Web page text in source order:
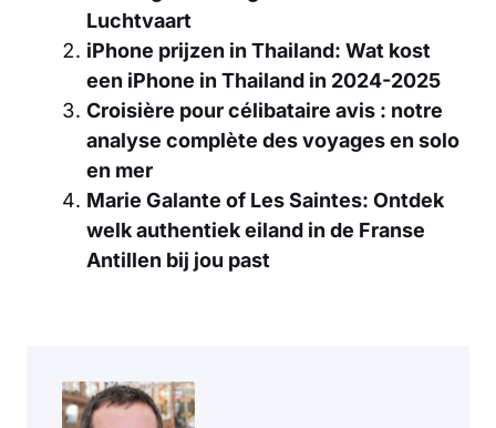
Luchtvaart
iPhone prijzen in Thailand: Wat kost
een iPhone in Thailand in 2024-2025
Croisière pour célibataire avis : notre
analyse complète des voyages en solo
en mer
Marie Galante of Les Saintes: Ontdek
welk authentiek eiland in de Franse
Antillen bij jou past